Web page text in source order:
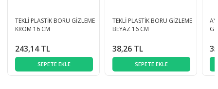
TEKLİ PLASTİK BORU GİZLEME
KROM 16 CM
243,14 TL
SEPETE EKLE
TEKLİ PLASTİK BORU GİZLEME
BEYAZ 16 CM
38,26 TL
SEPETE EKLE